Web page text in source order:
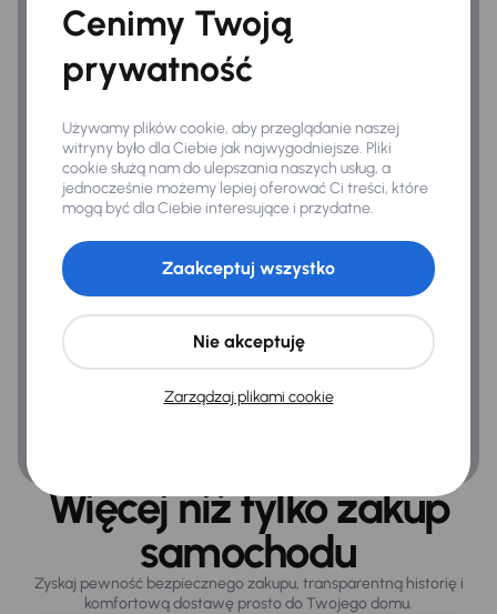
Bezpieczeństwo
ABS
Airbag
ASR
Asystent podjazdu
ESP
Kontrola tlaku v pneumatikách
Ogólne
Więcej niż tylko zakup
samochodu
Zyskaj pewność bezpiecznego zakupu, transparentną historię i
komfortową dostawę prosto do Twojego domu.
Cenimy Twoją
prywatność
Używamy plików cookie, aby przeglądanie naszej
witryny było dla Ciebie jak najwygodniejsze. Pliki
cookie służą nam do ulepszania naszych usług, a
jednocześnie możemy lepiej oferować Ci treści, które
mogą być dla Ciebie interesujące i przydatne.
Zarządzaj plikami cookie
Nie akceptuję
Zaakceptuj wszystko